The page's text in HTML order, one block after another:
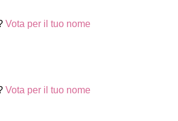
Vota per il tuo nome
Vota per il tuo nome